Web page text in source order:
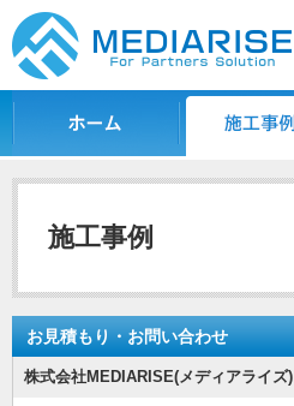
施工事例
お見積もり・お問い合わせ
株式会社MEDIARISE(メディアライズ)